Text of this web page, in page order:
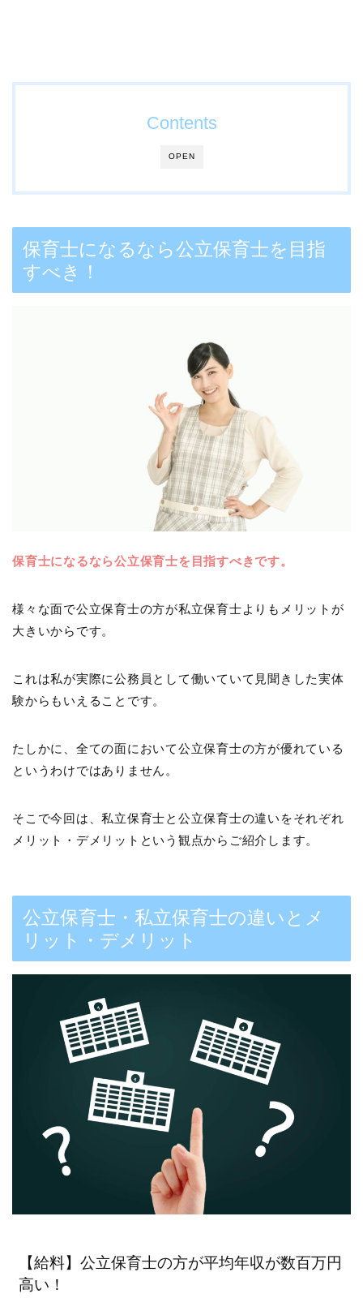
OPEN
Contents
保育士になるなら公立保育士を目指
すべき！
保育士になるなら公立保育士を目指すべきです。
様々な面で公立保育士の方が私立保育士よりもメリットが
大きいからです。
これは私が実際に公務員として働いていて見聞きした実体
験からもいえることです。
たしかに、全ての面において公立保育士の方が優れている
というわけではありません。
そこで今回は、私立保育士と公立保育士の違いをそれぞれ
メリット・デメリットという観点からご紹介します。
公立保育士・私立保育士の違いとメ
リット・デメリット
【給料】公立保育士の方が平均年収が数百万円
高い！